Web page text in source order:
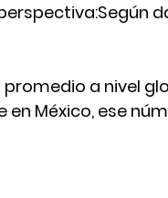
a nivel
en México, ese